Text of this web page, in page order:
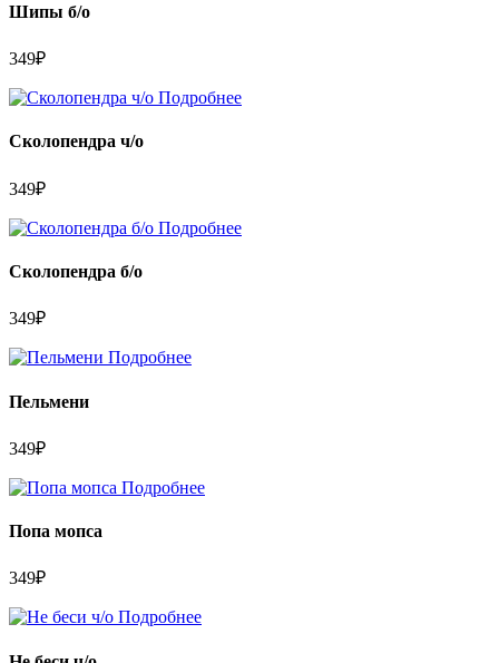
Шипы б/о
349₽
Подробнее
Сколопендра ч/о
349₽
Подробнее
Сколопендра б/о
349₽
Подробнее
Пельмени
349₽
Подробнее
Попа мопса
349₽
Подробнее